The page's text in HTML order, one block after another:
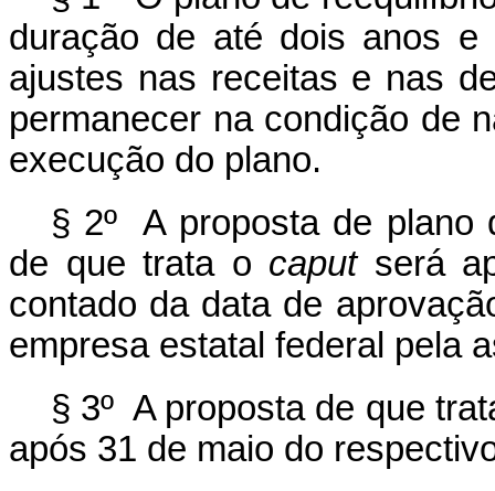
duração de até dois anos
ajustes nas receitas e nas
permanecer na condição de
execução do plano.
§ 2º A proposta de plano
de que trata o caputserá
contado da data de
empresa estatal federal pela
§ 3º A proposta de que
após 31 de maio do